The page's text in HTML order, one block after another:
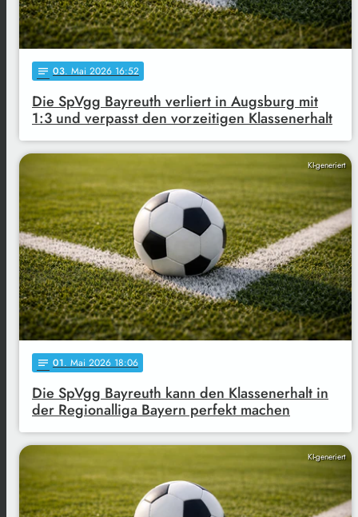
notes 03. Mai 2026 16:52
Die SpVgg Bayreuth verliert in Augsburg mit
1:3 und verpasst den vorzeitigen Klassenerhalt
KI-generiert
notes 01. Mai 2026 18:06
Die SpVgg Bayreuth kann den Klassenerhalt in
der Regionalliga Bayern perfekt machen
KI-generiert